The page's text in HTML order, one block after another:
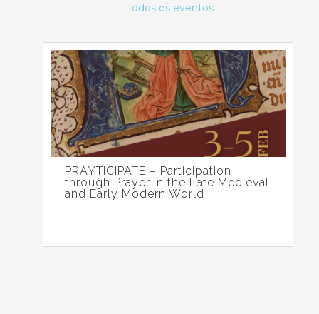
Todos os eventos
PRAYTICIPATE – Participation
through Prayer in the Late Medieval
and Early Modern World